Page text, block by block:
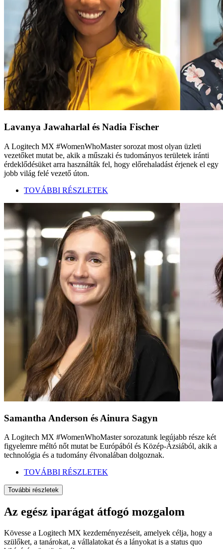
Lavanya Jawaharlal és Nadia Fischer
A Logitech MX #WomenWhoMaster sorozat most olyan üzleti
vezetőket mutat be, akik a műszaki és tudományos területek iránti
érdeklődésüket arra használták fel, hogy előrehaladást érjenek el egy
jobb világ felé vezető úton.
TOVÁBBI RÉSZLETEK
Samantha Anderson és Ainura Sagyn
A Logitech MX #WomenWhoMaster sorozatunk legújabb része két
figyelemre méltó nőt mutat be Európából és Közép-Ázsiából, akik a
technológia és a tudomány élvonalában dolgoznak.
TOVÁBBI RÉSZLETEK
További részletek
Az egész iparágat átfogó mozgalom
Kövesse a Logitech MX kezdeményezéseit, amelyek célja, hogy a
szülőket, a tanárokat, a vállalatokat és a lányokat is a status quo